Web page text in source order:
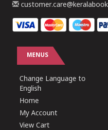
MENUS
Change Language to
English
Home
My Account
View Cart